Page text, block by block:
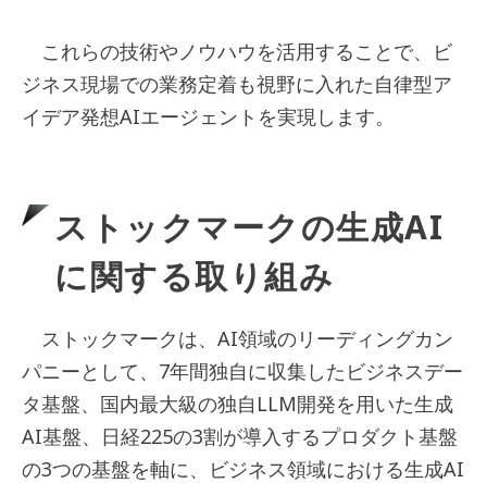
これらの技術やノウハウを活用することで、ビ
ジネス現場での業務定着も視野に入れた自律型ア
イデア発想AIエージェントを実現します。
ストックマークの生成AI
に関する取り組み
ストックマークは、AI領域のリーディングカン
パニーとして、7年間独自に収集したビジネスデー
タ基盤、国内最大級の独自LLM開発を用いた生成
AI基盤、日経225の3割が導入するプロダクト基盤
の3つの基盤を軸に、ビジネス領域における生成AI